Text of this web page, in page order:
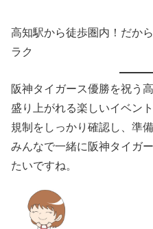
高知駅から徒歩圏内！だか
ラク
阪神タイガース優勝を祝う
盛り上がれる楽しいイベン
規制をしっかり確認し、準
みんなで一緒に阪神タイガ
たいですね。